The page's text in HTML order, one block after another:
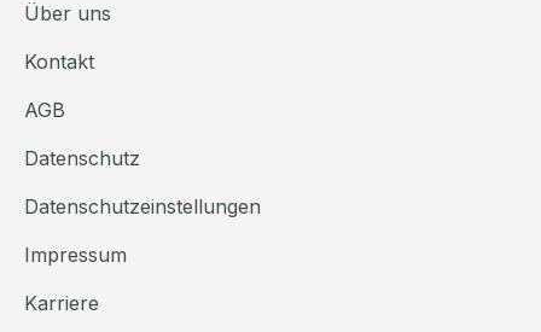
Über uns
Kontakt
AGB
Datenschutz
Datenschutzeinstellungen
Impressum
Karriere